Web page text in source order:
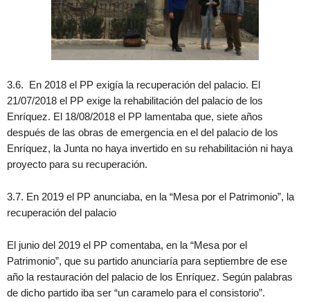
3.6. En 2018 el PP exigía la recuperación del palacio. El
21/07/2018 el PP exige la rehabilitación del palacio de los
Enríquez. El 18/08/2018 el PP lamentaba que, siete años
después de las obras de emergencia en el del palacio de los
Enríquez, la Junta no haya invertido en su rehabilitación ni haya
proyecto para su recuperación.
3.7. En 2019 el PP anunciaba, en la “Mesa por el Patrimonio”, la
recuperación del palacio
El junio del 2019 el PP comentaba, en la “Mesa por el
Patrimonio”, que su partido anunciaría para septiembre de ese
año la restauración del palacio de los Enríquez. Según palabras
de dicho partido iba ser “un caramelo para el consistorio”.